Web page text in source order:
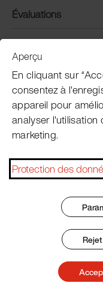
Évaluations
Service clientèle
Subscribe Pacojet
Would you like to
Aperçu
En cliquant sur
consentez à
appareil pour
analyser
marketing.
Protection des